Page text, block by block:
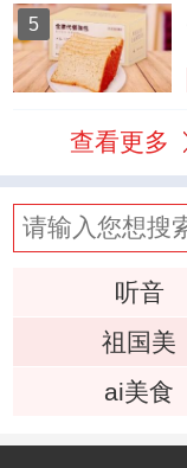
5
查看更多
听音
祖国美
ai美食